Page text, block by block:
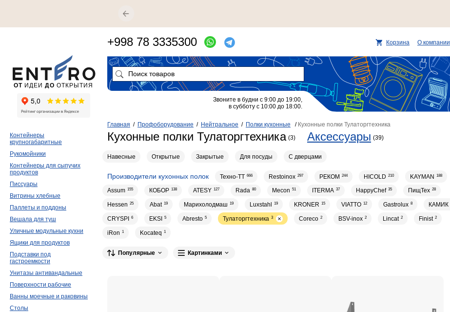
Главная / Профоборудование / Нейтральное / Полки кухонные / Кухонные полки Тулаторгтехника
Кухонные полки Тулаторгтехника (3) Аксессуары (39)
Навесные Открытые Закрытые Для посуды С дверцами
Производители кухонных полок Техно-ТТ 666 Restoinox 297 РЕКОМ 244 HICOLD 210 KAYMAN 188
Assum 155 КОБОР 138 ATESY 127 Rada 80 Mecon 51 ITERMA 37 HappyChef 35 ПищТех 28
Hessen 25 Abat 19 Марихолодмаш 19 Luxstahl 19 KRONER 15 VIATTO 12 Gastrolux 8 КАМИК
CRYSPI 6 EKSI 5 Abresto 5 Тулаторгтехника 3 Coreco 2 BSV-inox 2 Lincat 2 Finist 2
iRon 1 Kocateq 1
Популярные Картинками
Контейнеры
крупногабаритные
Рукомойники
Контейнеры для сыпучих
продуктов
Писсуары
Витрины хлебные
Паллеты и поддоны
Вешала для туш
Уличные модульные кухни
Ящики для продуктов
Подставки под
гастроемкости
Унитазы антивандальные
Поверхности рабочие
Ванны моечные и раковины
Столы
ОТ ИДЕИ ДО ОТКРЫТИЯ
+998 78 3335300 Корзина О компании
Звоните в будни с 9:00 до 19:00,
в субботу с 10:00 до 18:00.